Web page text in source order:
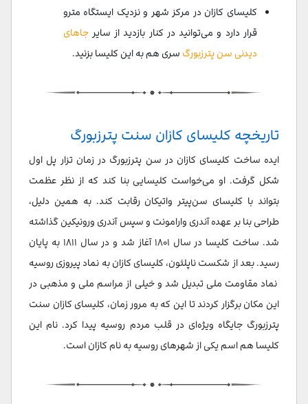
کلیسای کازان در مرکز شهر و نزدیک ایستگاه مترو
قرار دارد و می‌توانید در کنار بازدید از سایرجاهای
دیدنی سن پترزبورگ سری هم به این کلیسا بزنید.
تاریخچه کلیسای کازان سنت پترزبورگ
ایده ساخت کلیسای کازان در سن پترزبورگ در زمان تزار پل اول
شکل گرفت. او می‌خواست کلیسایی بنا کند که از نظر عظمت
بتواند با کلیسای سن‌پیتر واتیکان رقابت کند. به همین دلیل،
طراحی بنا بر عهده آندری وارامونت و سپس آندری ورونیکین گذاشته
شد. ساخت کلیسا در سال ۱۸۰۱ آغاز شد و در سال ۱۸۱۱ به پایان
رسید. بعد از شکست ناپلئون، کلیسای کازان به نماد پیروزی روسیه
نماد مقاومت ملی تبدیل شد و خیلی از مراسم ملی و مذهبی در
این مکان برگزار کردند تا این که به مرور زمان، کلیسای کازان سنت
پترزبورگ جایگاه ویژه‌ای در قلب مردم روسیه پیدا کرد. نام این
کلیسا هم اسم یکی از شهرهای روسیه به نام کازان است.